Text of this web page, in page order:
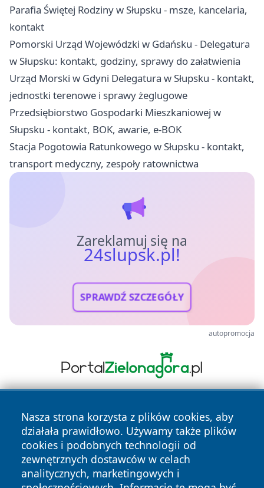
Parafia Świętej Rodziny w Słupsku - msze, kancelaria,
kontakt
Pomorski Urząd Wojewódzki w Gdańsku - Delegatura
w Słupsku: kontakt, godziny, sprawy do załatwienia
Urząd Morski w Gdyni Delegatura w Słupsku - kontakt,
jednostki terenowe i sprawy żeglugowe
Przedsiębiorstwo Gospodarki Mieszkaniowej w
Słupsku - kontakt, BOK, awarie, e-BOK
Stacja Pogotowia Ratunkowego w Słupsku - kontakt,
transport medyczny, zespoły ratownictwa
Zareklamuj się na
24slupsk.pl!
SPRAWDŹ SZCZEGÓŁY
autopromocja
Nasza strona korzysta z plików cookies, aby
działała prawidłowo. Używamy także plików
cookies i podobnych technologii od
zewnętrznych dostawców w celach
analitycznych, marketingowych i
Copyright © 2026 24slupsk.pl Wszystkie prawa zastrzeżone.